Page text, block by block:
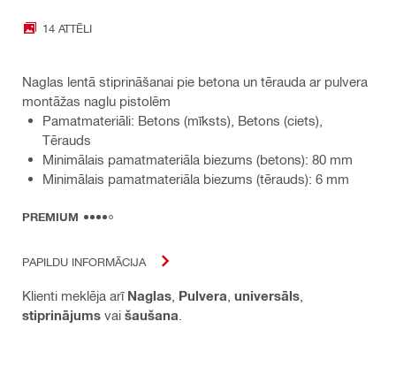
14 ATTĒLI
Naglas lentā stiprināšanai pie betona un tērauda ar pulvera
montāžas naglu pistolēm
Pamatmateriāli: Betons (mīksts), Betons (ciets),
Tērauds
Minimālais pamatmateriāla biezums (betons): 80 mm
Minimālais pamatmateriāla biezums (tērauds): 6 mm
PREMIUM
PAPILDU INFORMĀCIJA
Klienti meklēja arī Naglas Pulvera universāls
stiprinājums vai šaušana